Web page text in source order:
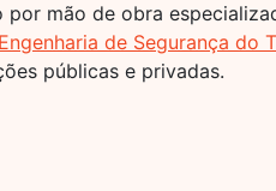
por mão de obra
de Segurança do
públicas e privadas.